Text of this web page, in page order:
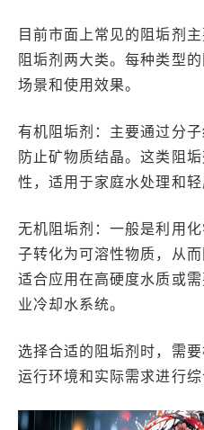
目前市面上常见的阻垢剂
阻垢剂两大类。每种类型
场景和使用效果。
有机阻垢剂：主要通过分子
防止矿物质结晶。这类阻
性，适用于家庭水处理和轻
无机阻垢剂：一般是利用
子转化为可溶性物质，从
适合应用在高硬度水质或
业冷却水系统。
选择合适的阻垢剂时，需
运行环境和实际需求进行综